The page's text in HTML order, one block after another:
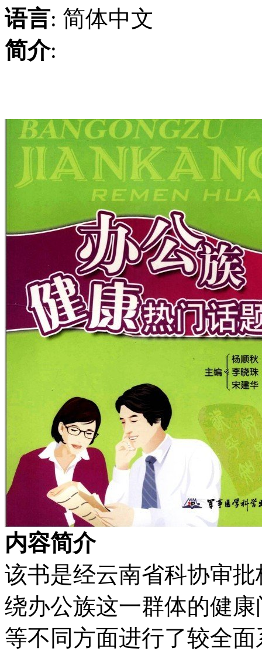
语言: 简体中文
简介:
内容简介
该书是经云南省科协审
绕办公族这一群体的健
等不同方面进行了较全